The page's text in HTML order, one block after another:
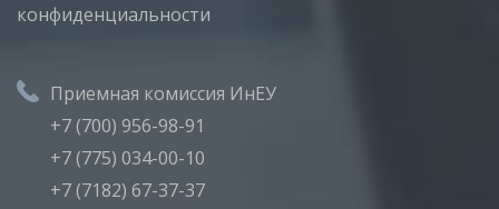
конфиденциальности
Приемная комиссия ИнЕУ
+7 (700) 956-98-91
+7 (775) 034-00-10
+7 (7182) 67-37-37